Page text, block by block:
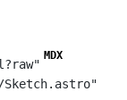
Sketch.astro"